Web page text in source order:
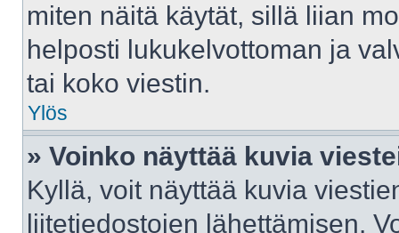
miten näitä käytät, sillä liian
helposti lukukelvottoman ja
tai koko viestin.
Ylös
» Voinko näyttää kuvia
Kyllä, voit näyttää kuvia
liitetiedostojen lähettämisen.